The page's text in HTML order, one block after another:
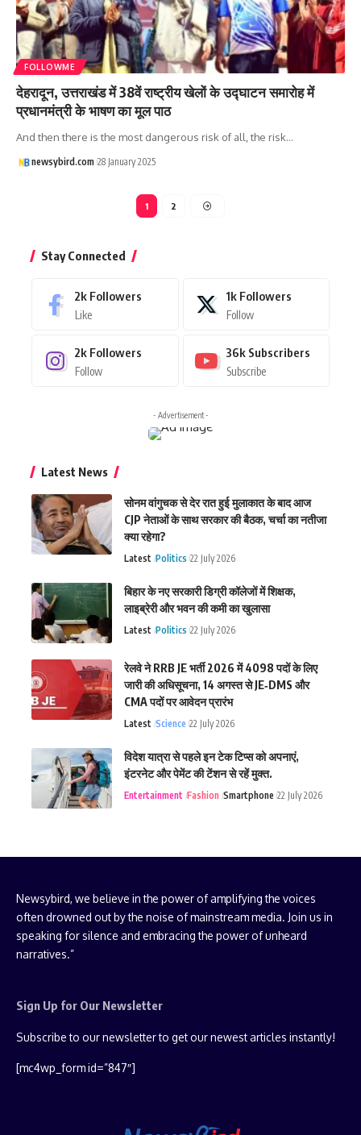
FOLLOWME
देहरादून, उत्तराखंड में 38वें राष्ट्रीय खेलों के उद्घाटन समारोह में
प्रधानमंत्री के भाषण का मूल पाठ
And then there is the most dangerous risk of all, the risk…
newsybird.com 28 January 2025
1 2
Stay Connected
2k Followers
Like
1k Followers
Follow
2k Followers
Follow
36k Subscribers
Subscribe
- Advertisement -
Latest News
सोनम वांगुचक से देर रात हुई मुलाकात के बाद आज
CJP नेताओं के साथ सरकार की बैठक, चर्चा का नतीजा
क्या रहेगा?
Latest Politics 22 July 2026
बिहार के नए सरकारी डिग्री कॉलेजों में शिक्षक,
लाइब्रेरी और भवन की कमी का खुलासा
Latest Politics 22 July 2026
रेलवे ने RRB JE भर्ती 2026 में 4098 पदों के लिए
जारी की अधिसूचना, 14 अगस्त से JE‑DMS और
CMA पदों पर आवेदन प्रारंभ
Latest Science 22 July 2026
विदेश यात्रा से पहले इन टेक टिप्स को अपनाएं,
इंटरनेट और पेमेंट की टेंशन से रहें मुक्त.
Entertainment Fashion Smartphone 22 July 2026
Newsybird, we believe in the power of amplifying the voices
often drowned out by the noise of mainstream media. Join us in
speaking for silence and embracing the power of unheard
narratives.”
Sign Up for Our Newsletter
Subscribe to our newsletter to get our newest articles instantly!
[mc4wp_form id=”847″]